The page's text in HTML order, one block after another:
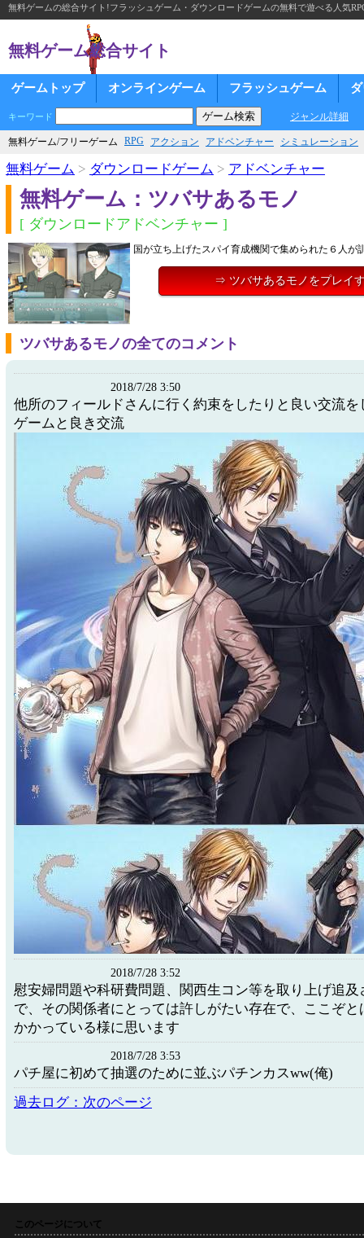
無料ゲームの総合サイト!フラッシュゲーム・ダウンロードゲームの無料で遊べる人気
無料ゲーム総合サイト
ゲームトップ オンラインゲーム フラッシュゲーム
キーワード ジャンル詳細
無料ゲーム/フリーゲーム RPG アクション アドベンチャー シミュレーション
無料ゲーム > ダウンロードゲーム > アドベンチャー
無料ゲーム：ツバサあるモノ
[ ダウンロードアドベンチャー ]
国が立ち上げたスパイ育成機関で集められた６人が
⇒ ツバサあるモノをプレイ
ツバサあるモノの全てのコメント
2018/7/28 3:50
他所のフィールドさんに行く約束をしたりと良い交流を
ゲームと良き交流
2018/7/28 3:52
慰安婦問題や科研費問題、関西生コン等を取り上げ追及
で、その関係者にとっては許しがたい存在で、ここぞと
かかっている様に思います
2018/7/28 3:53
パチ屋に初めて抽選のために並ぶパチンカスww(俺)
過去ログ：次のページ
このページについて